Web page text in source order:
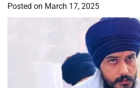
Posted on March 17, 2025